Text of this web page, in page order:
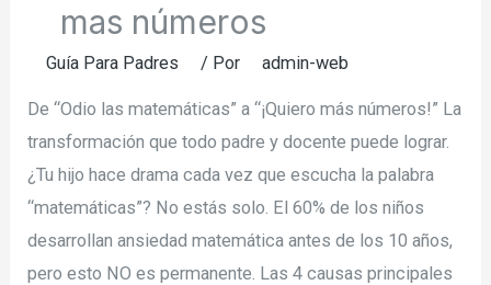
mas números
Guía Para Padres / Por admin-web
De “Odio las matemáticas” a “¡Quiero más números!” La
transformación que todo padre y docente puede lograr.
¿Tu hijo hace drama cada vez que escucha la palabra
“matemáticas”? No estás solo. El 60% de los niños
desarrollan ansiedad matemática antes de los 10 años,
pero esto NO es permanente. Las 4 causas principales